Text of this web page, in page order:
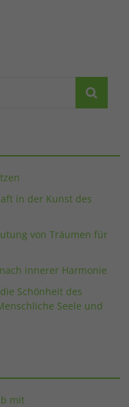
in der Kunst des
von Träumen für
innerer Harmonie
Schönheit des
Seele und
mit